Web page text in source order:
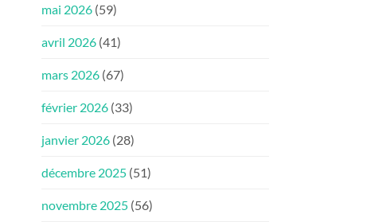
mai 2026 (59)
avril 2026 (41)
mars 2026 (67)
février 2026 (33)
janvier 2026 (28)
décembre 2025 (51)
novembre 2025 (56)